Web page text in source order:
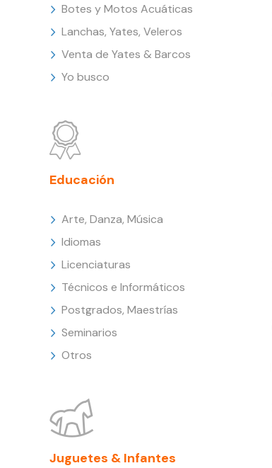
Botes y Motos Acuáticas
Lanchas, Yates, Veleros
Venta de Yates & Barcos
Yo busco
Educación
Arte, Danza, Música
Idiomas
Licenciaturas
Técnicos e Informáticos
Postgrados, Maestrías
Seminarios
Otros
Juguetes & Infantes